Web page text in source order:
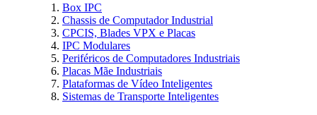
Box IPC
Chassis de Computador Industrial
CPCIS, Blades VPX e Placas
IPC Modulares
Periféricos de Computadores Industriais
Placas Mãe Industriais
Plataformas de Vídeo Inteligentes
Sistemas de Transporte Inteligentes